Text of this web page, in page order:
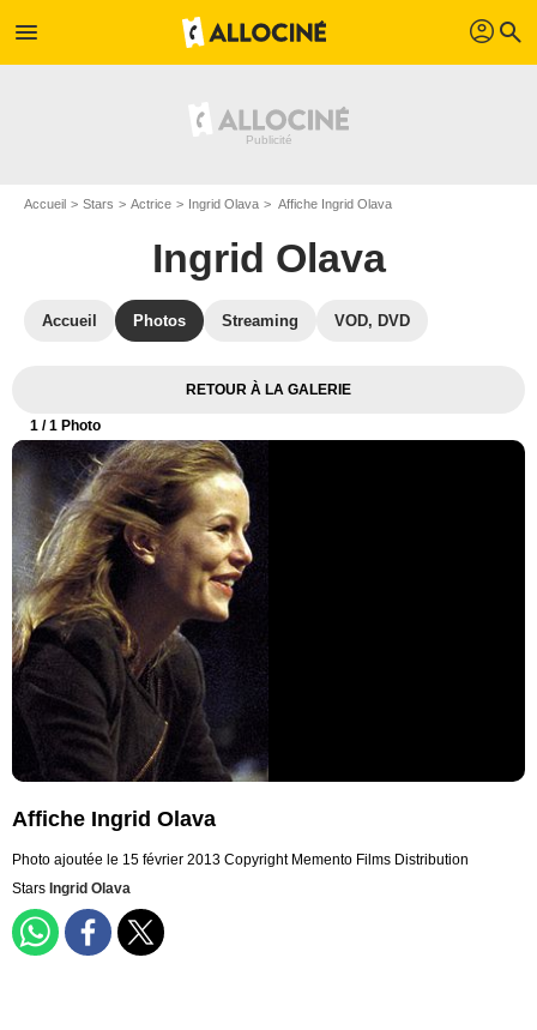
menu profil search
Accueil Stars Actrice Ingrid Olava Affiche Ingrid Olava
Ingrid Olava
Accueil Photos Streaming VOD, DVD
RETOUR À LA GALERIE
1 / 1 Photo
Affiche Ingrid Olava
Photo ajoutée le 15 février 2013 Copyright Memento Films Distribution
Stars Ingrid Olava